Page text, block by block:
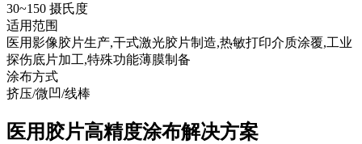
30~150 摄氏度
适用范围
医用影像胶片生产,干式激光胶片制造,热敏打印介质涂覆,工业
探伤底片加工,特殊功能薄膜制备
涂布方式
挤压/微凹/线棒
医用胶片高精度涂布解决方案